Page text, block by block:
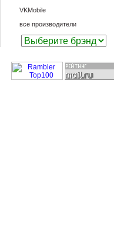
VKMobile
все производители